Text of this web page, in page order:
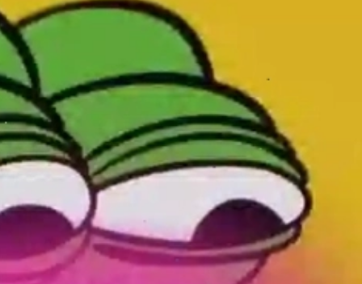
Đang mởhttps://issiloo.edu.vn/meme-that-vo-nghia